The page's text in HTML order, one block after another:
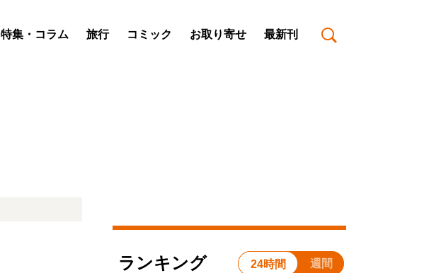
特集・コラム 旅行 コミック お取り寄せ 最新刊
ランキング 24時間 週間